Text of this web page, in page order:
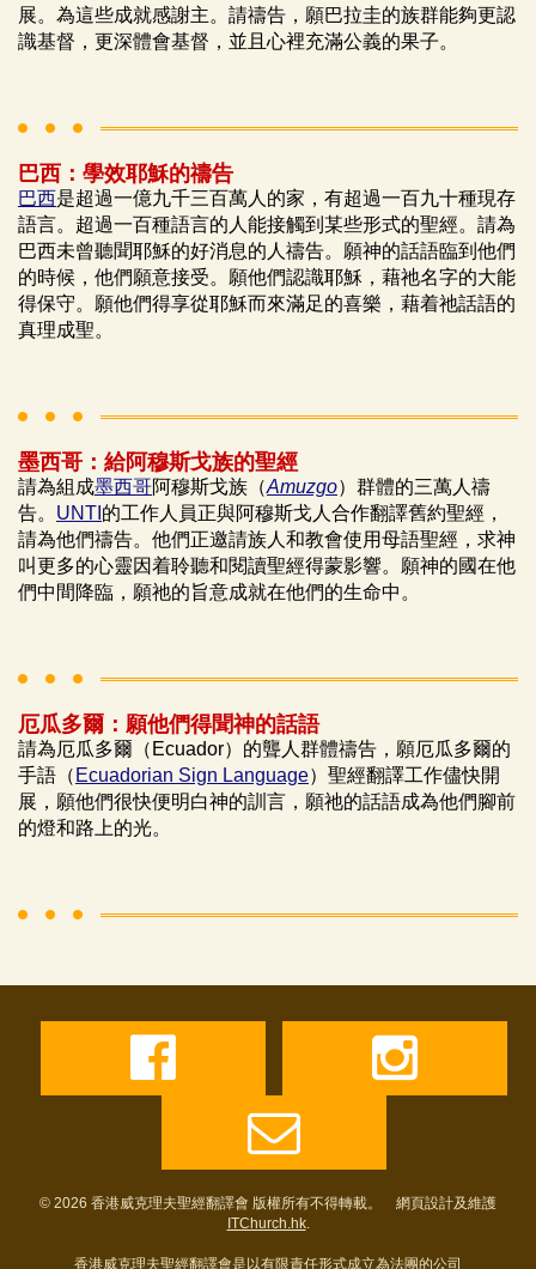
展。為這些成就感謝主。請禱告，願巴拉圭的族群能夠更認
識基督，更深體會基督，並且心裡充滿公義的果子。
巴西：學效耶穌的禱告
巴西是超過一億九千三百萬人的家，有超過一百九十種現存
語言。超過一百種語言的人能接觸到某些形式的聖經。請為
巴西未曾聽聞耶穌的好消息的人禱告。願神的話語臨到他們
的時候，他們願意接受。願他們認識耶穌，藉祂名字的大能
得保守。願他們得享從耶穌而來滿足的喜樂，藉着祂話語的
真理成聖。
墨西哥：給阿穆斯戈族的聖經
請為組成墨西哥阿穆斯戈族（Amuzgo）群體的三萬人禱
告。 UNTI 的工作人員正與阿穆斯戈人合作翻譯舊約聖經，
請為他們禱告。他們正邀請族人和教會使用母語聖經，求神
叫更多的心靈因着聆聽和閱讀聖經得蒙影響。願神的國在他
們中間降臨，願祂的旨意成就在他們的生命中。
厄瓜多爾：願他們得聞神的話語
請為厄瓜多爾（Ecuador）的聾人群體禱告，願厄瓜多爾的
手語（ Ecuadorian Sign Language）聖經翻譯工作儘快開
展，願他們很快便明白神的訓言，願祂的話語成為他們腳前
的燈和路上的光。
© 2026 香港威克理夫聖經翻譯會 版權所有不得轉載。 網頁設計及維護
ITChurch.hk.
香港威克理夫聖經翻譯會是以有限責任形式成立為法團的公司